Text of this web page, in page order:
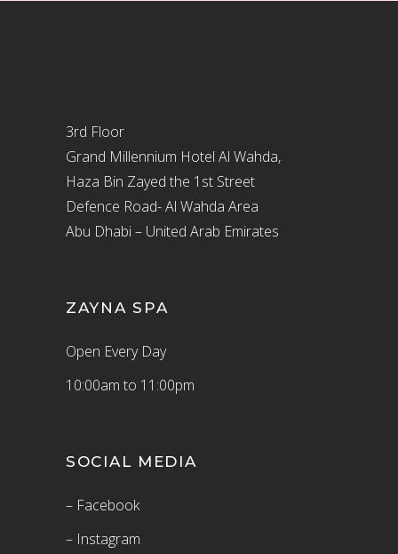
3rd Floor
Grand Millennium Hotel Al Wahda,
Haza Bin Zayed the 1st Street
Defence Road- Al Wahda Area
Abu Dhabi – United Arab Emirates
ZAYNA SPA
Open Every Day
10:00am to 11:00pm
SOCIAL MEDIA
– Facebook
– Instagram